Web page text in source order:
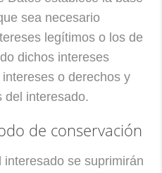
sea necesario
legítimos o los de
dichos intereses
o derechos y
del interesado.
de conservación
se suprimirán